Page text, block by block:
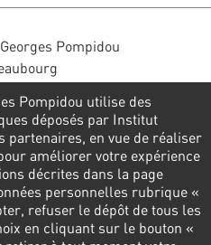
Pompidou
78 41 22
Pompidou utilise des
déposés par Institut
partenaires, en vue de réaliser
améliorer votre expérience
décrites dans la page
personnelles rubrique «
refuser le dépôt de tous les
en cliquant sur le bouton «